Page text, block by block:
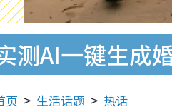
测AI一键生成
页 生活话题 热话